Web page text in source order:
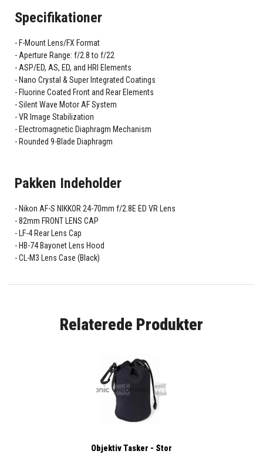
Specifikationer
F-Mount Lens/FX Format
Aperture Range: f/2.8 to f/22
ASP/ED, AS, ED, and HRI Elements
Nano Crystal & Super Integrated Coatings
Fluorine Coated Front and Rear Elements
Silent Wave Motor AF System
VR Image Stabilization
Electromagnetic Diaphragm Mechanism
Rounded 9-Blade Diaphragm
Pakken Indeholder
Nikon AF-S NIKKOR 24-70mm f/2.8E ED VR Lens
82mm FRONT LENS CAP
LF-4 Rear Lens Cap
HB-74 Bayonet Lens Hood
CL-M3 Lens Case (Black)
Relaterede Produkter
Objektiv Tasker - Stor